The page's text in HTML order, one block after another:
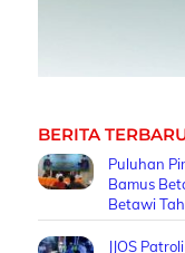
BERITA
Puluhan
Bamus
Betawi
JJOS